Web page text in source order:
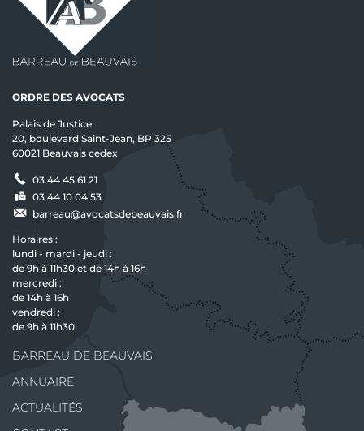
ORDRE DES AVOCATS
Palais de Justice
20, boulevard Saint-Jean, BP 325
60021 Beauvais cedex
03 44 45 61 21
03 44 10 04 53
barreau@avocatsdebeauvais.fr
Horaires :
lundi - mardi - jeudi :
de 9h à 11h30 et de 14h à 16h
mercredi :
de 14h à 16h
vendredi :
de 9h à 11h30
BARREAU DE BEAUVAIS
ANNUAIRE
ACTUALITÉS